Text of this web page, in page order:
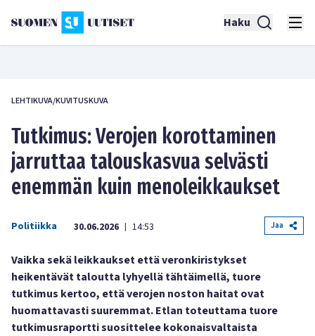
Haku
LEHTIKUVA/KUVITUSKUVA
Tutkimus: Verojen korottaminen
jarruttaa talouskasvua selvästi
enemmän kuin menoleikkaukset
Politiikka 30.06.2026 | 14:53 Jaa
Vaikka sekä leikkaukset että veronkiristykset
heikentävät taloutta lyhyellä tähtäimellä, tuore
tutkimus kertoo, että verojen noston haitat ovat
huomattavasti suuremmat. Etlan toteuttama tuore
tutkimusraportti suosittelee kokonaisvaltaista